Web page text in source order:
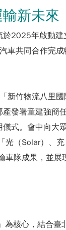
新未來
於2025年啟動建
車共同合作完成
新竹物流八里
發署童建強簡
式。會中向大
光（Solar）、充
車隊成果，並展
核心，結合